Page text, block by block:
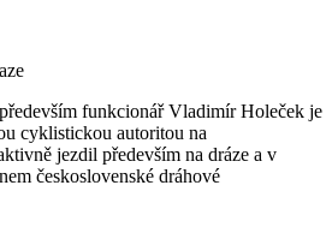
funkcionář Vladimír Holeček je
cyklistickou autoritou na
jezdil především na dráze a v
československé dráhové